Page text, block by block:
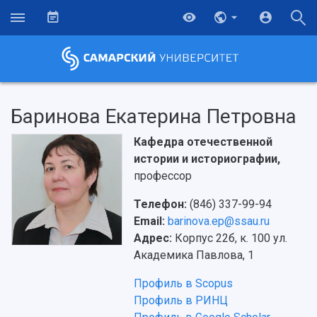
Баринова Екатерина Петровна
Кафедра отечественной
истории и историографии,
профессор
Телефон: (846) 337-99-94
Email: barinova.ep@ssau.ru
Адрес: Корпус 22б, к. 100 ул.
Академика Павлова, 1
Профиль в Scopus
Профиль в РИНЦ